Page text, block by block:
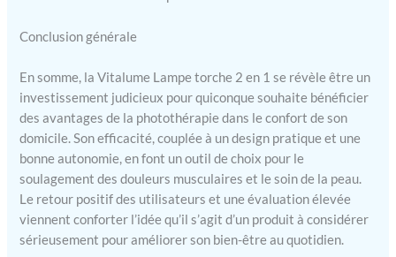
Conclusion générale
En somme, la Vitalume Lampe torche 2 en 1 se révèle être un
investissement judicieux pour quiconque souhaite bénéficier
des avantages de la photothérapie dans le confort de son
domicile. Son efficacité, couplée à un design pratique et une
bonne autonomie, en font un outil de choix pour le
soulagement des douleurs musculaires et le soin de la peau.
Le retour positif des utilisateurs et une évaluation élevée
viennent conforter l’idée qu’il s’agit d’un produit à considérer
sérieusement pour améliorer son bien-être au quotidien.